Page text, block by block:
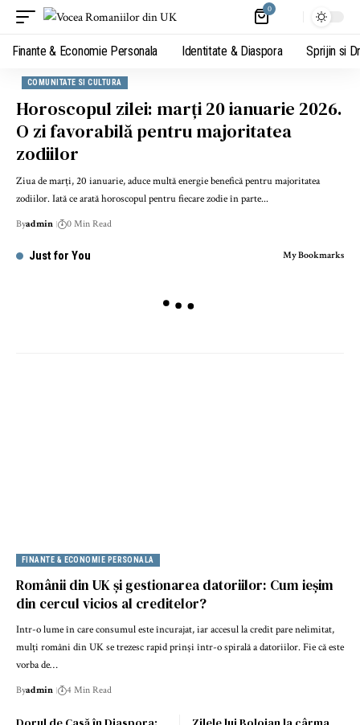
0
Finante & Economie Personala Identitate & Diaspora Sprijin si
COMUNITATE SI CULTURA
Horoscopul zilei: marți 20 ianuarie 2026.
O zi favorabilă pentru majoritatea
zodiilor
Ziua de marți, 20 ianuarie, aduce multă energie benefică pentru majoritatea
zodiilor. Iată ce arată horoscopul pentru fiecare zodie în parte...
Byadmin 0 Min Read
Just for You My Bookmarks
FINANTE & ECONOMIE PERSONALA
Românii din UK și gestionarea datoriilor: Cum ieșim
din cercul vicios al creditelor?
Intr-o lume în care consumul este încurajat, iar accesul la credit pare nelimitat,
mulți români din UK se trezesc rapid prinși într-o spirală a datoriilor. Fie că este
vorba de…
Byadmin 4 Min Read